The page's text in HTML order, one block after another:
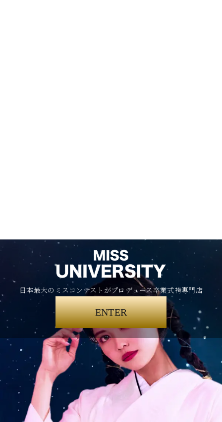
日本最大のミスコンテストがプロデュース卒業式袴専門店
ENTER